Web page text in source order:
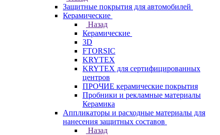
Защитные покрытия для автомобилей
Керамические
Назад
Керамические
3D
FTORSIC
KRYTEX
KRYTEX для сертифицированных
центров
ПРОЧИЕ керамические покрытия
Пробники и рекламные материалы
Керамика
Аппликаторы и расходные материалы для
нанесения защитных составов
Назад